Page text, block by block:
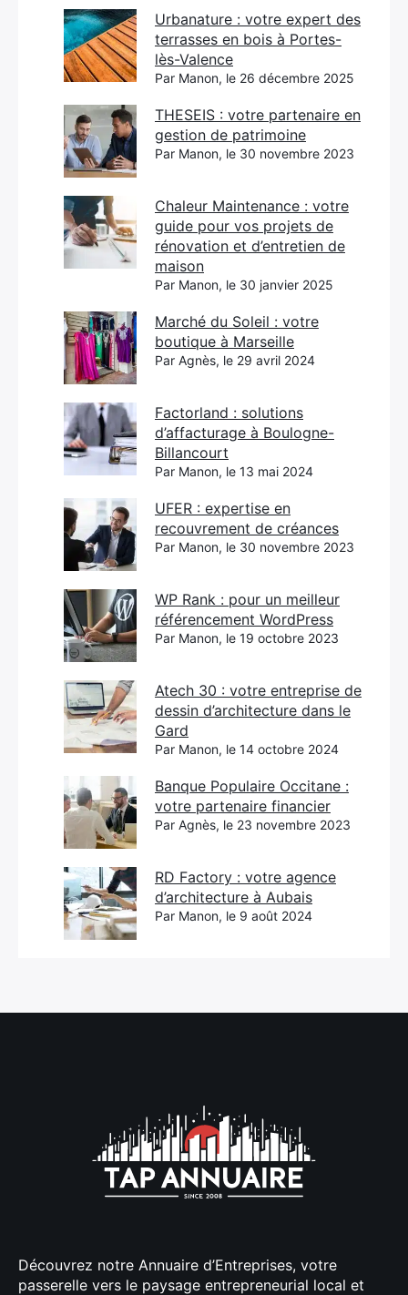
Urbanature : votre expert des
terrasses en bois à Portes-
lès-Valence
Par Manon, le 26 décembre 2025
THESEIS : votre partenaire en
gestion de patrimoine
Par Manon, le 30 novembre 2023
Chaleur Maintenance : votre
guide pour vos projets de
rénovation et d’entretien de
maison
Par Manon, le 30 janvier 2025
Marché du Soleil : votre
boutique à Marseille
Par Agnès, le 29 avril 2024
Factorland : solutions
d’affacturage à Boulogne-
Billancourt
Par Manon, le 13 mai 2024
UFER : expertise en
recouvrement de créances
Par Manon, le 30 novembre 2023
WP Rank : pour un meilleur
référencement WordPress
Par Manon, le 19 octobre 2023
Atech 30 : votre entreprise de
dessin d’architecture dans le
Gard
Par Manon, le 14 octobre 2024
Banque Populaire Occitane :
votre partenaire financier
Par Agnès, le 23 novembre 2023
RD Factory : votre agence
d’architecture à Aubais
Par Manon, le 9 août 2024
Découvrez notre Annuaire d’Entreprises, votre
passerelle vers le paysage entrepreneurial local et